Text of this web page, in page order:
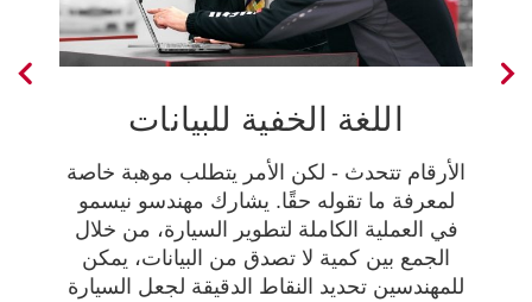
اللغة الخفية للبيانات
الأرقام تتحدث - لكن الأمر يتطلب موهبة خاصة
لمعرفة ما تقوله حقًا. يشارك مهندسو نيسمو
في العملية الكاملة لتطوير السيارة، من خلال
الجمع بين كمية لا تصدق من البيانات، يمكن
للمهندسين تحديد النقاط الدقيقة لجعل السيارة